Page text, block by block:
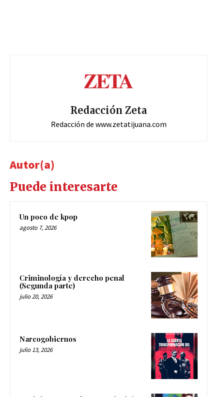
Redacción Zeta
Redacción de www.zetatijuana.com
Autor(a)
Puede interesarte
Un poco de kpop
agosto 7, 2026
Criminología y derecho penal
(Segunda parte)
julio 20, 2026
Narcogobiernos
julio 13, 2026